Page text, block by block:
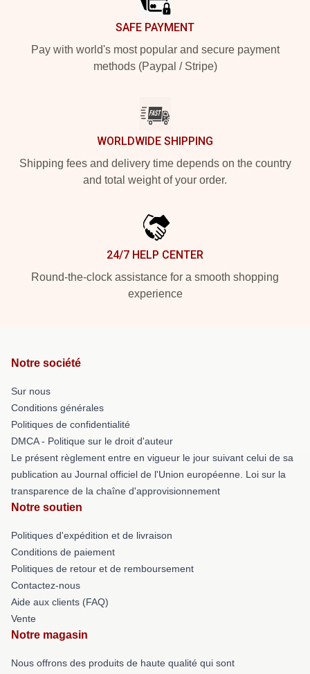
SAFE PAYMENT
Pay with world's most popular and secure payment
methods (Paypal / Stripe)
WORLDWIDE SHIPPING
Shipping fees and delivery time depends on the country
and total weight of your order.
24/7 HELP CENTER
Round-the-clock assistance for a smooth shopping
experience
Notre société
Sur nous
Conditions générales
Politiques de confidentialité
DMCA - Politique sur le droit d'auteur
Le présent règlement entre en vigueur le jour suivant celui de sa
publication au Journal officiel de l'Union européenne. Loi sur la
transparence de la chaîne d'approvisionnement
Notre soutien
Politiques d'expédition et de livraison
Conditions de paiement
Politiques de retour et de remboursement
Contactez-nous
Aide aux clients (FAQ)
Vente
Notre magasin
Nous offrons des produits de haute qualité qui sont